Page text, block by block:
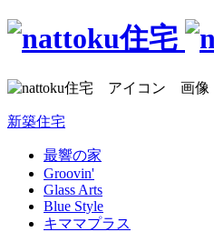
新築住宅
最響の家
Groovin'
Glass Arts
Blue Style
キママプラス